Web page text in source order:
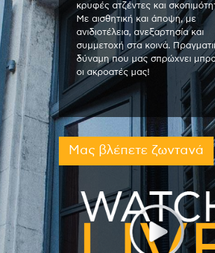
κρυφές ατζέντες και
Με αισθητική και άποψη, με
ανιδιοτέλεια, ανεξαρτησία και
συμμετοχή στα κοινά.
δύναμη που μας σπρώχνει
οι ακροατές μας!
Μας βλέπετε ζωντανά